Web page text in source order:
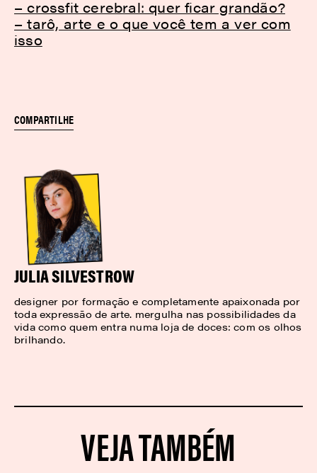
– crossfit cerebral: quer ficar grandão?
– tarô, arte e o que você tem a ver com
isso
COMPARTILHE
JULIA SILVESTROW
designer por formação e completamente apaixonada por
toda expressão de arte. mergulha nas possibilidades da
vida como quem entra numa loja de doces: com os olhos
brilhando.
VEJA TAMBÉM